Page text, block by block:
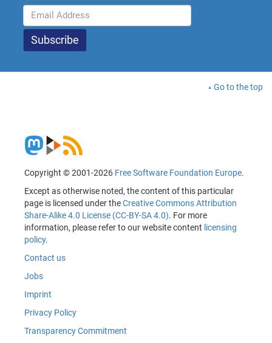
Go to the top
Copyright © 2001-2026 Free Software Foundation Europe.
Except as otherwise noted, the content of this particular
page is licensed under theCreative Commons Attribution
Share-Alike 4.0 License (CC-BY-SA 4.0). For more
information, please refer to our website content licensing
policy.
Contact us
Jobs
Imprint
Privacy Policy
Transparency Commitment